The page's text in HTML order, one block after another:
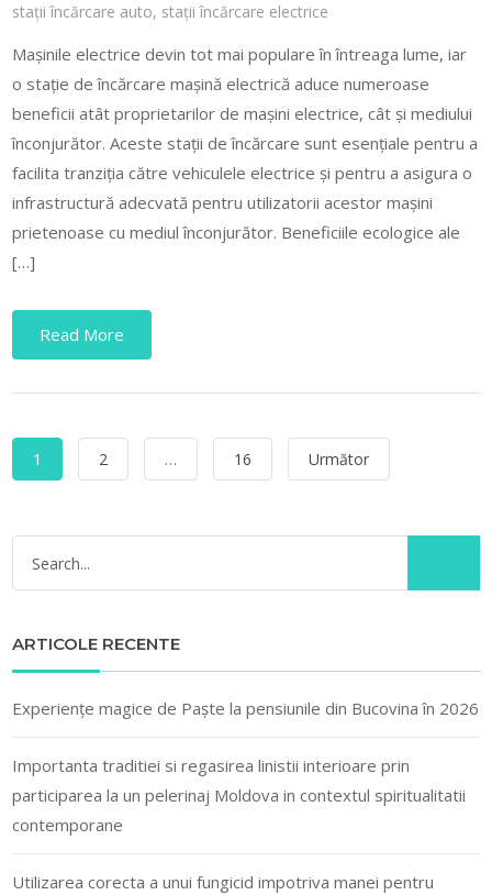
stații încărcare auto, stații încărcare electrice
Mașinile electrice devin tot mai populare în întreaga lume, iar
o stație de încărcare mașină electrică aduce numeroase
beneficii atât proprietarilor de mașini electrice, cât și mediului
înconjurător. Aceste stații de încărcare sunt esențiale pentru a
facilita tranziția către vehiculele electrice și pentru a asigura o
infrastructură adecvată pentru utilizatorii acestor mașini
prietenoase cu mediul înconjurător. Beneficiile ecologice ale
[…]
Read More
Paginație
articole
1 2 … 16 Următor
ARTICOLE RECENTE
Experiențe magice de Paște la pensiunile din Bucovina în 2026
Importanta traditiei si regasirea linistii interioare prin
participarea la un pelerinaj Moldova in contextul spiritualitatii
contemporane
Utilizarea corecta a unui fungicid impotriva manei pentru